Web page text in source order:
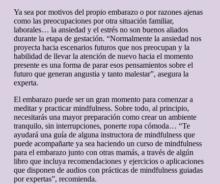
Ya sea por motivos del propio embarazo o por razones ajenas
como las preocupaciones por otra situación familiar,
laborales… la ansiedad y el estrés no son buenos aliados
durante la etapa de gestación. “Normalmente la ansiedad nos
proyecta hacia escenarios futuros que nos preocupan y la
habilidad de llevar la atención de nuevo hacia el momento
presente es una forma de parar esos pensamientos sobre el
futuro que generan angustia y tanto malestar”, asegura la
experta.
El embarazo puede ser un gran momento para comenzar a
meditar y practicar mindfulness. Sobre todo, al principio,
necesitarás una mayor preparación como crear un ambiente
tranquilo, sin interrupciones, ponerte ropa cómoda… “Te
ayudará una guía de alguna instructora de mindfulness que
puede acompañarte ya sea haciendo un curso de mindfulness
para el embarazo junto con otras mamás, a través de algún
libro que incluya recomendaciones y ejercicios o aplicaciones
que disponen de audios con prácticas de mindfulness guiadas
por expertas”, recomienda.